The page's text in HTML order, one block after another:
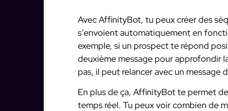
Avec AffinityBot, tu peux créer des
s’envoient automatiquement en
exemple, si un prospect te répond
deuxième message pour approfondir
pas, il peut relancer avec un
En plus de ça, AffinityBot te permet
temps réel. Tu peux voir combien de